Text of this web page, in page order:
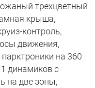
трехцветный
крыша,
контроль,
движения,
на 360
динамиков с
на две зоны,